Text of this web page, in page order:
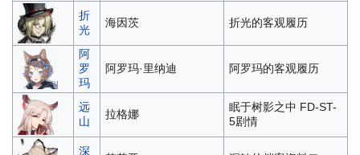
折
光
海因茨 折光的客观履历
阿
罗
玛
阿罗玛·里纳迪 阿罗玛的客观履历
远
山
拉格娜
眠于树影之中 FD-ST-
5剧情
深